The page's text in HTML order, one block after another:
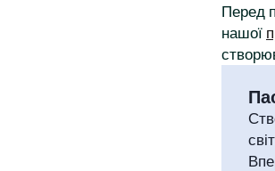
Перед
нашої